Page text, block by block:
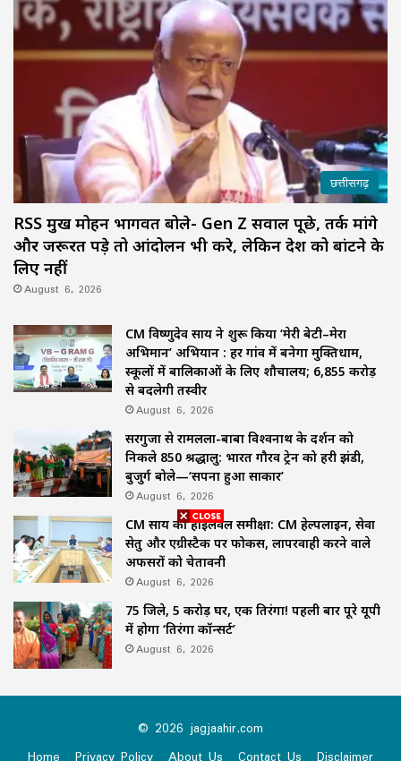
छत्तीसगढ़
RSS प्रमुख मोहन भागवत बोले- Gen Z सवाल पूछे, तर्क मांगे
और जरूरत पड़े तो आंदोलन भी करे, लेकिन देश को बांटने के
लिए नहीं
August 6, 2026
CM विष्णुदेव साय ने शुरू किया ‘मेरी बेटी–मेरा
अभिमान’ अभियान : हर गांव में बनेगा मुक्तिधाम,
स्कूलों में बालिकाओं के लिए शौचालय; 6,855 करोड़
से बदलेगी तस्वीर
August 6, 2026
सरगुजा से रामलला-बाबा विश्वनाथ के दर्शन को
निकले 850 श्रद्धालु: भारत गौरव ट्रेन को हरी झंडी,
बुजुर्ग बोले—‘सपना हुआ साकार’
August 6, 2026
CM साय की हाईलेवल समीक्षा: CM हेल्पलाइन, सेवा
सेतु और एग्रीस्टैक पर फोकस, लापरवाही करने वाले
अफसरों को चेतावनी
August 6, 2026
75 जिले, 5 करोड़ घर, एक तिरंगा! पहली बार पूरे यूपी
में होगा ‘तिरंगा कॉन्सर्ट’
August 6, 2026
© 2026 jagjaahir.com